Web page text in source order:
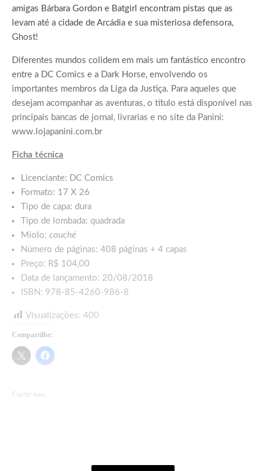
amigas Bárbara Gordon e Batgirl encontram pistas que as
levam até a cidade de Arcádia e sua misteriosa defensora,
Ghost!
Diferentes mundos colidem em mais um fantástico encontro
entre a DC Comics e a Dark Horse, envolvendo os
importantes membros da Liga da Justiça. Para aqueles que
desejam acompanhar as aventuras, o título está disponível nas
principais bancas de jornal, livrarias e no site da Panini:
www.lojapanini.com.br
Ficha técnica
Licenciante: DC Comics
Formato: 17 X 26
Tipo de capa: dura
Tipo de lombada: quadrada
Miolo: couché
Número de páginas: 408 páginas + 4 capas
Preço: R$ 104,00
Data de lançamento: 20/08/2018
ISBN: 978-85-4260-986-8
Visualizações: 400
Compartilhe:
Curtir isso: